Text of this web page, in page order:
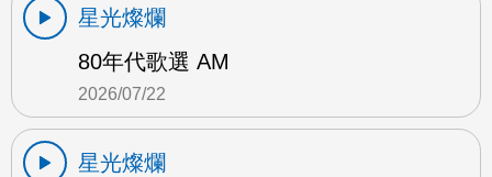
星光燦爛
80年代歌選 AM
2026/07/22
星光燦爛